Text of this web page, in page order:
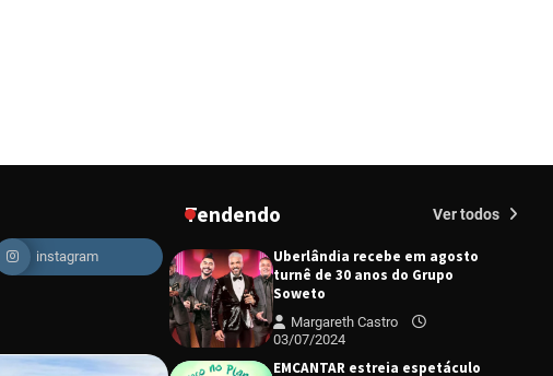
instagram
Tendendo Ver todos
Uberlândia recebe em agosto
03/07/2024
EMCANTAR estreia espetáculo
de lançamento do novo álbum
Abraço no Planeta
Margareth Castro